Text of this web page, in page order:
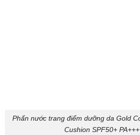
Phấn nước trang điểm dưỡng da Gold
Cushion SPF50+